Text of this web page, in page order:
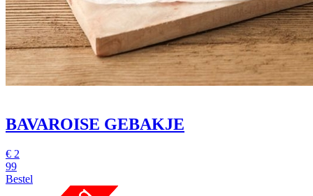
BAVAROISE GEBAKJE
€ 2
99
Bestel